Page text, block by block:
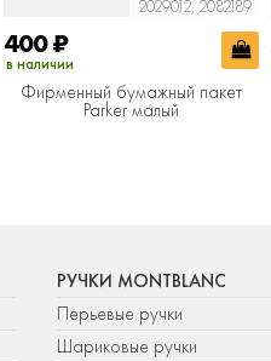
2029012, 2082189
400₽
в наличии
Фирменный бумажный пакет
Parker малый
РУЧКИ MONTBLANC
Перьевые ручки
Шариковые ручки